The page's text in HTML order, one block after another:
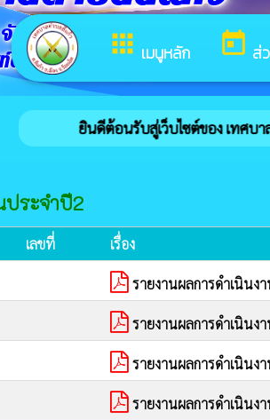
apps เมนูหลัก today ส่
งหวัดร้อยเอ็ด
ติดต่อ 043654722
ยินดีต้อนรับสู่เว็บไซต์ของ เทศบา
ประจำปี2
เลขที่
เรื่อง
รายงานผลการดำเนิน
รายงานผลการดำเนิน
รายงานผลการดำเนินง
รายงานผลการดำเนิน